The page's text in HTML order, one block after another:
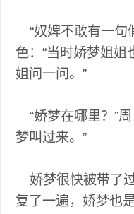
“奴婢不敢有一句
色：“当时娇梦姐姐
姐问一问。”
“娇梦在哪里？”
梦叫过来。”
娇梦很快被带了
复了一遍，娇梦也